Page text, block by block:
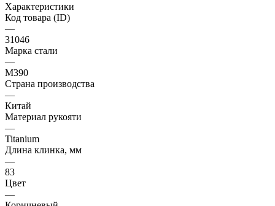
Характеристики
Код товара (ID)
—
31046
Марка стали
—
M390
Страна производства
—
Китай
Материал рукояти
—
Titanium
Длина клинка, мм
—
83
Цвет
—